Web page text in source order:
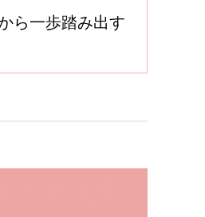
ら一歩踏み出す